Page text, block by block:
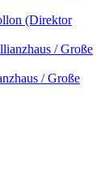
(Direktor
/ Große